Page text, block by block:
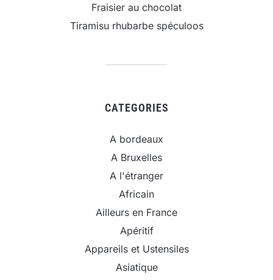
Fraisier au chocolat
Tiramisu rhubarbe spéculoos
CATEGORIES
A bordeaux
A Bruxelles
A l'étranger
Africain
Ailleurs en France
Apéritif
Appareils et Ustensiles
Asiatique